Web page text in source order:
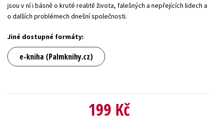
jsou v ní i básně o kruté realitě života, falešných a nepřejících lidech a
o dalších problémech dnešní společnosti.
Jiné dostupné formáty:
e-kniha (Palmknihy.cz)
199 Kč